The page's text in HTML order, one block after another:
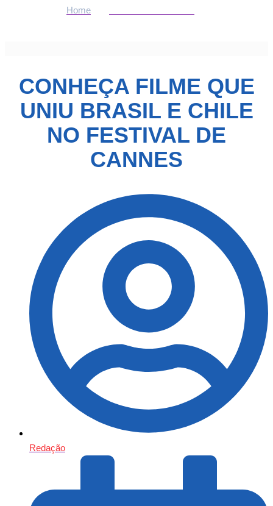
Home
CONHEÇA FILME QUE
UNIU BRASIL E CHILE
NO FESTIVAL DE
CANNES
Redação